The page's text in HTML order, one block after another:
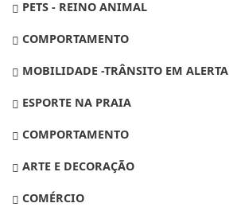
PETS - REINO ANIMAL
COMPORTAMENTO
MOBILIDADE -TRÂNSITO EM ALERTA
ESPORTE NA PRAIA
COMPORTAMENTO
ARTE E DECORAÇÃO
COMÉRCIO